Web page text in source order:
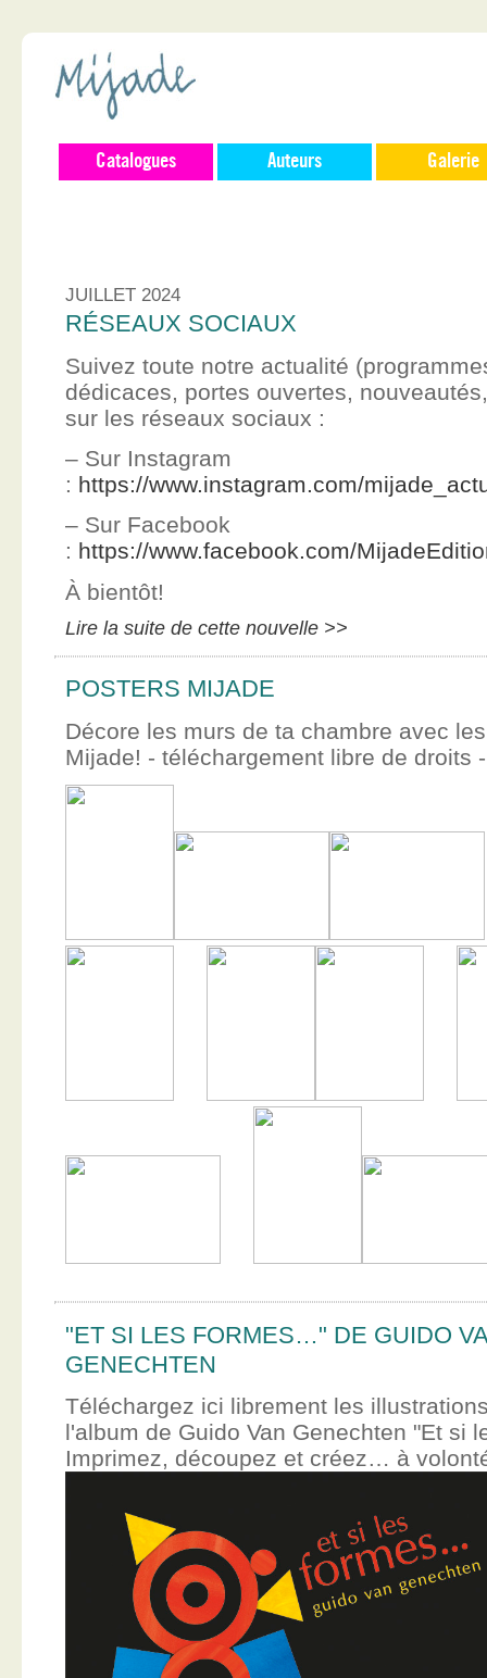
Catalogues Auteurs Galerie
JUILLET 2024
RÉSEAUX SOCIAUX
Suivez toute notre actualité
dédicaces, portes ouvertes,
sur les réseaux sociaux :
– Sur Instagram
: https://www.instagram.com/
– Sur Facebook
: https://www.facebook.com/
À bientôt!
Lire la suite de cette nouvelle >>
POSTERS MIJADE
Décore les murs de ta chambre avec
Mijade! - téléchargement libre de droits -
"ET SI LES FORMES…" DE GUIDO
GENECHTEN
Téléchargez ici librement les
l'album de Guido Van Genechten "Et si
Imprimez, découpez et créez… à